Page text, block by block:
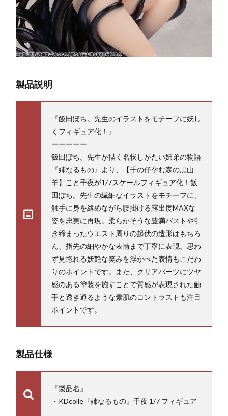
製品説明
『飯田ぽち。先生のイラストをモチーフに妖し
くフィギュア化！』
ーーーーー
飯田ぽち。先生が描く名状しがたい姉弟の物語
『姉なるもの』より、【千の仔孕む森の黒山
羊】こと千夜が1/7スケールフィギュア化！飯
田ぽち。先生の繊細なイラストをモチーフに、
触手に身を絡めながら腰掛ける露出度MAXな
姿を忠実に再現。柔らかそうな豊満バストや引
き締まったウエスト周りの起伏の造形はもちろ
ん、指先の細やかな表情まで丁寧に表現。思わ
ず見惚れる妖艶な笑みを浮かべた表情もこだわ
りのポイントです。また、クリアパーツにツヤ
感のある塗装を施すことで質感が表現された触
手と透き通るような素肌のコントラストも注目
ポイントです。
製品仕様
『製品名』
・KDcolle『姉なるもの』千夜 1/7 フィギュア